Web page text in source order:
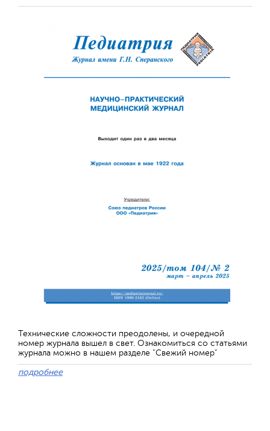
Технические сложности преодолены, и очередной
номер журнала вышел в свет. Ознакомиться со статьями
журнала можно в нашем разделе "Свежий номер"
подробнее